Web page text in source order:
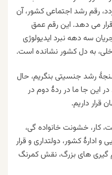
رقم رشد اجتماعی کشور، آن
می دهد. این رقم عمق
سه دهه نبرد ایدیولوژی
به دل کشور نشانده است.
رشد جنسیتی بنگریم، حال
این جا ما در ردهٔ دوم در
قرار داریم.
خشونت خانواده گی،
و ادارهٔ کشور، دولتداری و قرار
گیری های بزرگ، نقش کمرنگ